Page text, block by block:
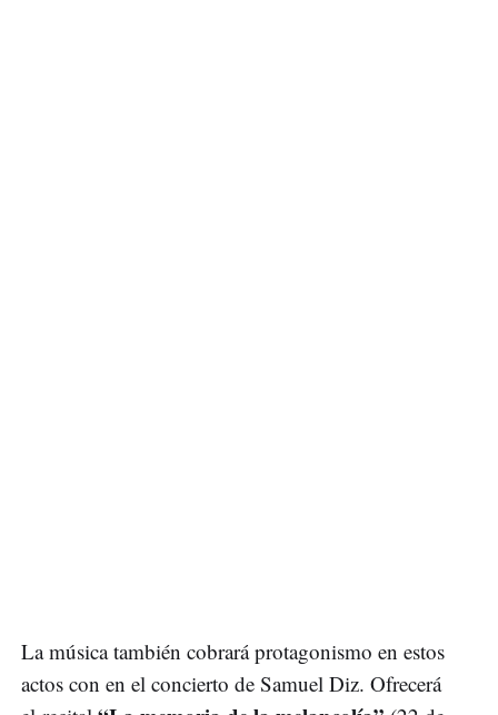
La música también cobrará protagonismo en estos
actos con en el concierto de Samuel Diz. Ofrecerá